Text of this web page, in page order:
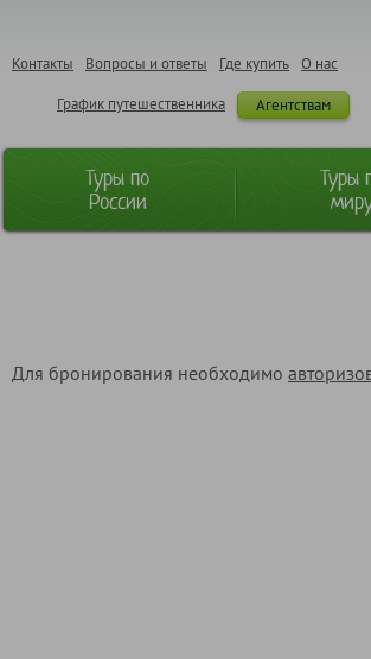
О нас
Где купить
Вопросы и ответы
Контакты
Агентствам
График путешественника
Туры по
России
Туры
Для бронирования необходимо